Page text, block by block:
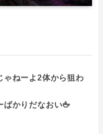
ゃねーよ2体から狙わ
ばかりだなおい🖕